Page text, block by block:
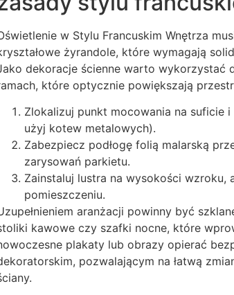
w Stylu Francuskim Wnętrza
żyrandole, które wymagają
dekoracje ścienne warto wykorzystać
które optycznie powiększają
Zlokalizuj punkt mocowania na suficie
użyj kotew metalowych).
Zabezpiecz podłogę folią malarską
zarysowań parkietu.
Zainstaluj lustra na wysokości wzroku,
pomieszczeniu.
aranżacji powinny być
kawowe czy szafki nocne, które
plakaty lub obrazy opierać
pozwalającym na łatwą